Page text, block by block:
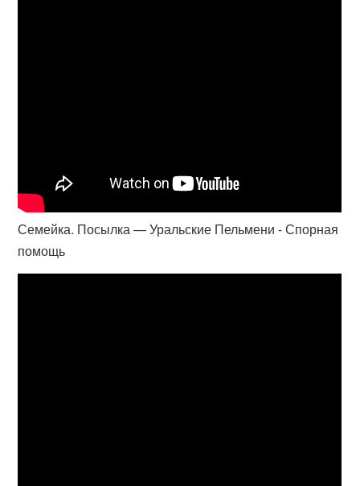
Семейка. Посылка — Уральские Пельмени - Спорная
помощь